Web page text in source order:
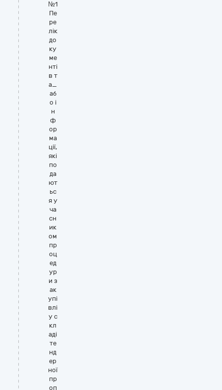
№1
Пе
ре
лік
до
ку
ме
нті
в т
а_
аб
о і
н
ф
ор
ма
ції,
які
по
да
ют
ьс
я у
ча
сн
ик
ом
пр
оц
ед
ур
и з
ак
упі
влі
у с
кл
аді
те
нд
ер
ної
пр
оп